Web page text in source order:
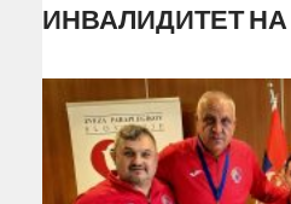
ИНВАЛИДИТЕТ